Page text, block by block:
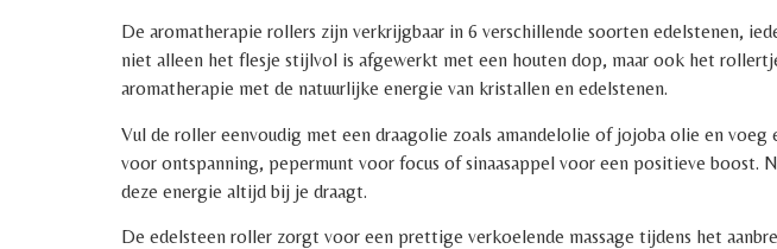
De aromatherapie rollers zijn verkrijgbaar in 6 verschillende soorten edelstenen,
niet alleen het flesje stijlvol is afgewerkt met een houten dop, maar ook het
aromatherapie met de natuurlijke energie van kristallen en edelstenen.
Vul de roller eenvoudig met een draagolie zoals amandelolie of jojoba olie en
voor ontspanning, pepermunt voor focus of sinaasappel voor een positieve
deze energie altijd bij je draagt.
De edelsteen roller zorgt voor een prettige verkoelende massage tijdens het